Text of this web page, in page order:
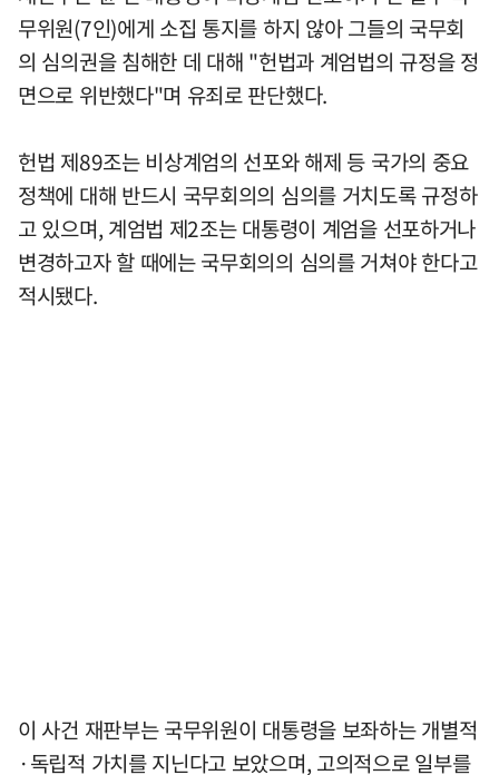
무위원(7인)에게 소집 통지를 하지 않아 그들의 국무회
의 심의권을 침해한 데 대해 "헌법과 계엄법의 규정을 정
면으로 위반했다"며 유죄로 판단했다.
헌법 제89조는 비상계엄의 선포와 해제 등 국가의 중요
정책에 대해 반드시 국무회의의 심의를 거치도록 규정하
고 있으며, 계엄법 제2조는 대통령이 계엄을 선포하거나
변경하고자 할 때에는 국무회의의 심의를 거쳐야 한다고
적시됐다.
이 사건 재판부는 국무위원이 대통령을 보좌하는 개별적
·독립적 가치를 지닌다고 보았으며, 고의적으로 일부를